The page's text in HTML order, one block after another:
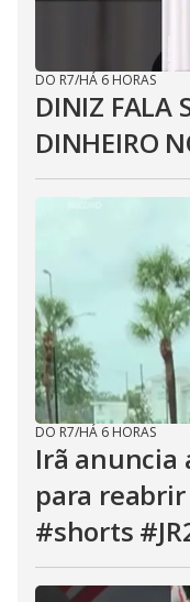
DO R7/HÁ 6 HORAS
DINIZ FALA
DINHEIRO
DO R7/HÁ 6 HORAS
Irã anuncia
para
#shorts